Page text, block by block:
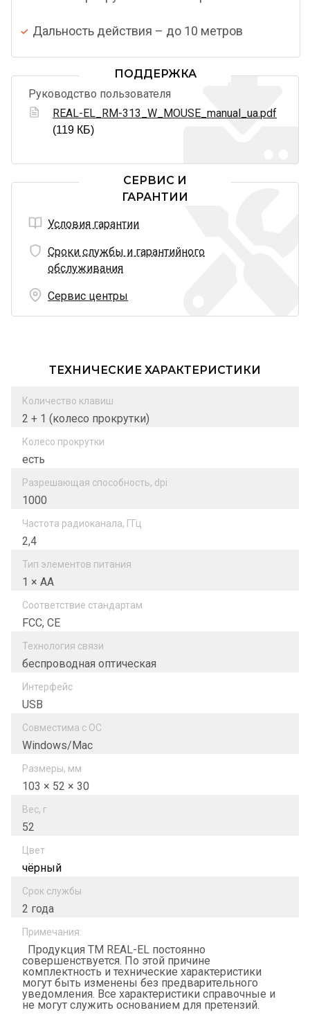
Дальность действия – до 10 метров
ПОДДЕРЖКА
Руководство пользователя
REAL-EL_RM-313_W_MOUSE_manual_ua.pdf
(119 КБ)
СЕРВИС И
ГАРАНТИИ
Условия гарантии
Сроки службы и гарантийного
обслуживания
Сервис центры
ТЕХНИЧЕСКИЕ ХАРАКТЕРИСТИКИ
Количество клавиш
2 + 1 (колесо прокрутки)
Колесо прокрутки
есть
Разрешающая способность, dpi
1000
Частота радиоканала, ГГц
2,4
Тип элементов питания
1 × AA
Соответствие стандартам
FCC, CE
Технология связи
беспроводная оптическая
Интерфейс
USB
Совместима с ОС
Windows/Mac
Размеры, мм
103 × 52 × 30
Вес, г
52
Цвет
чёрный
Срок службы
2 года
Примечания:
Продукция ТМ REAL-EL постоянно
совершенствуется. По этой причине
комплектность и технические характеристики
могут быть изменены без предварительного
уведомления. Все характеристики справочные и
не могут служить основанием для претензий.